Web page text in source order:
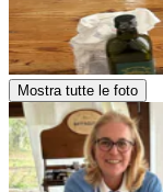
Mostra tutte le foto